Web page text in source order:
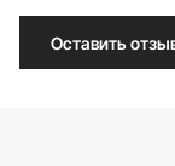
Оставить